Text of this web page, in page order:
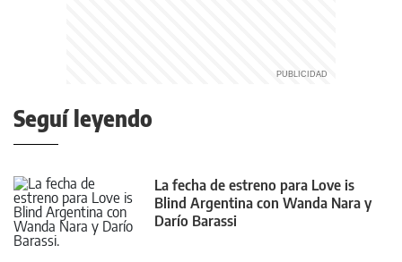
Seguí leyendo
La fecha de estreno para Love is
Blind Argentina con Wanda Nara y
Darío Barassi